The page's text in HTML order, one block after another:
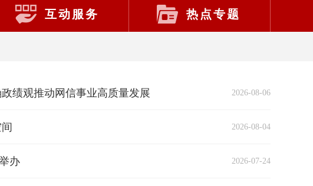
互动服务 热点专题
绩观推动网信事业高质量发展 2026-08-06
2026-08-04
办 2026-07-24